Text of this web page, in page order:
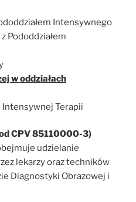
Intensywnego
Pododdziałem
w oddziałach
Intensywnej Terapii
CPV 85110000-3)
udzielanie
lekarzy oraz techników
Diagnostyki Obrazowej i